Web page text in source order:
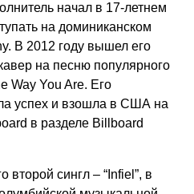
начал в 17-летнем
на доминиканском
. В 2012 году вышел его
на песню популярного
Way You Are. Его
успех и взошла в США на
в разделе Billboard
второй сингл – “ Infiel ”, в